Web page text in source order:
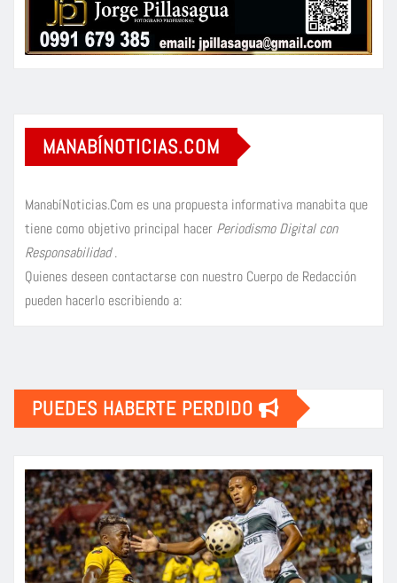
MANABÍNOTICIAS.COM
ManabíNoticias.Com es una propuesta informativa manabita que
tiene como objetivo principal hacer Periodismo Digital con
Responsabilidad.
Quienes deseen contactarse con nuestro Cuerpo de Redacción
pueden hacerlo escribiendo a:
PUEDES HABERTE PERDIDO